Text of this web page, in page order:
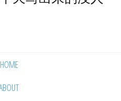
HOME